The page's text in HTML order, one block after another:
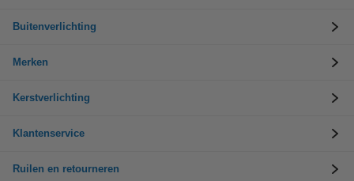
Buitenverlichting
Merken
Kerstverlichting
Klantenservice
Ruilen en retourneren